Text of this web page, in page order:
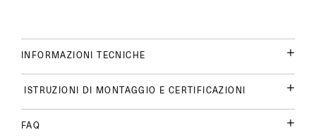
INFORMAZIONI TECNICHE
ISTRUZIONI DI MONTAGGIO E CERTIFICAZIONI
FAQ